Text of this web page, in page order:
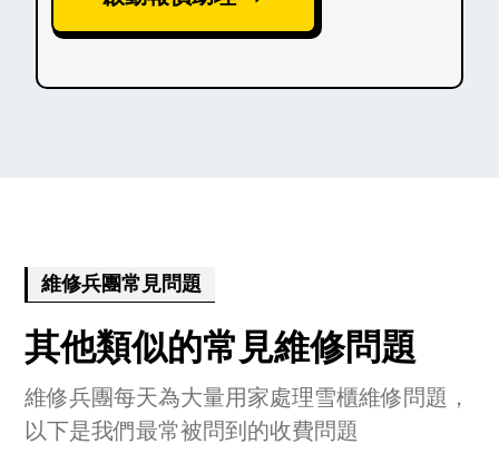
維修兵團常見問題
其他類似的常見維修問題
維修兵團每天為大量用家處理雪櫃維修問題，
以下是我們最常被問到的收費問題